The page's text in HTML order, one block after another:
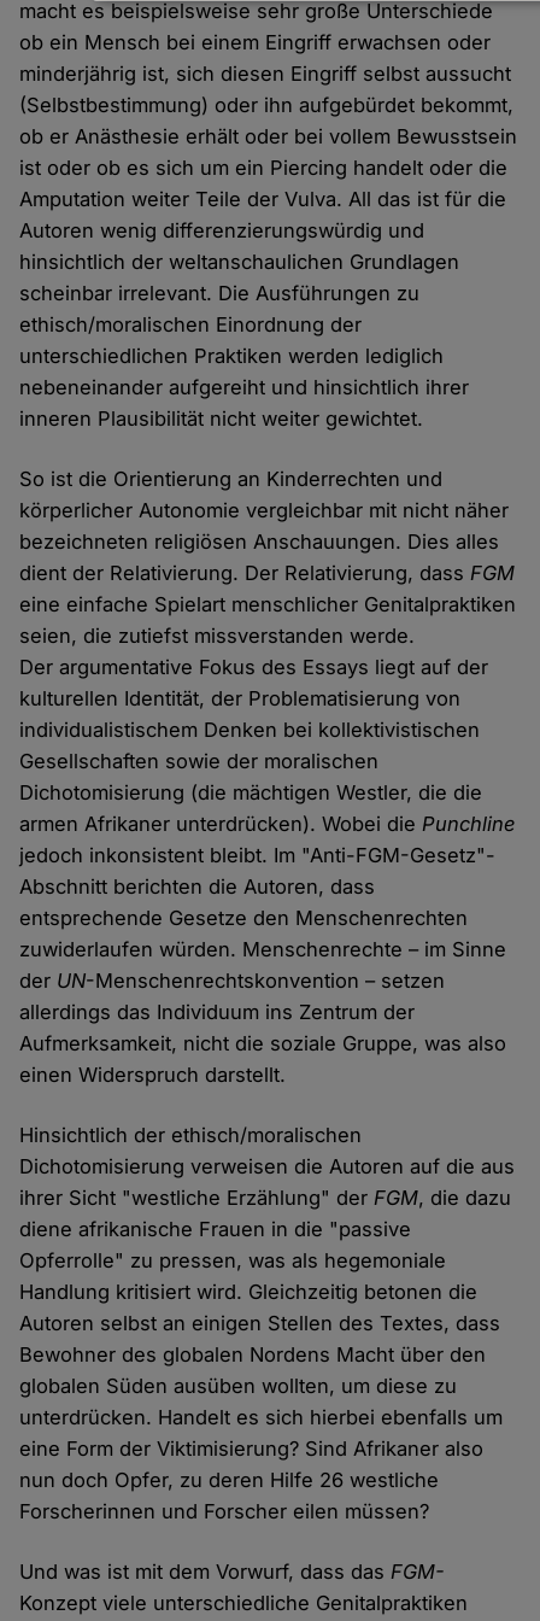
macht es beispielsweise sehr große Unterschiede
ob ein Mensch bei einem Eingriff erwachsen oder
minderjährig ist, sich diesen Eingriff selbst aussucht
(Selbstbestimmung) oder ihn aufgebürdet bekommt,
ob er Anästhesie erhält oder bei vollem Bewusstsein
ist oder ob es sich um ein Piercing handelt oder die
Amputation weiter Teile der Vulva. All das ist für die
Autoren wenig differenzierungswürdig und
hinsichtlich der weltanschaulichen Grundlagen
scheinbar irrelevant. Die Ausführungen zu
ethisch/moralischen Einordnung der
unterschiedlichen Praktiken werden lediglich
nebeneinander aufgereiht und hinsichtlich ihrer
inneren Plausibilität nicht weiter gewichtet.
So ist die Orientierung an Kinderrechten und
körperlicher Autonomie vergleichbar mit nicht näher
bezeichneten religiösen Anschauungen. Dies alles
dient der Relativierung. Der Relativierung, dassFGM
eine einfache Spielart menschlicher Genitalpraktiken
seien, die zutiefst missverstanden werde.
Der argumentative Fokus des Essays liegt auf der
kulturellen Identität, der Problematisierung von
individualistischem Denken bei kollektivistischen
Gesellschaften sowie der moralischen
Dichotomisierung (die mächtigen Westler, die die
armen Afrikaner unterdrücken). Wobei diePunchline
jedoch inkonsistent bleibt. Im "Anti-FGM-Gesetz"-
Abschnitt berichten die Autoren, dass
entsprechende Gesetze den Menschenrechten
zuwiderlaufen würden. Menschenrechte – im Sinne
der UN-Menschenrechtskonvention – setzen
allerdings das Individuum ins Zentrum der
Aufmerksamkeit, nicht die soziale Gruppe, was also
einen Widerspruch darstellt.
Hinsichtlich der ethisch/moralischen
Dichotomisierung verweisen die Autoren auf die aus
ihrer Sicht "westliche Erzählung" derFGM, die dazu
diene afrikanische Frauen in die "passive
Opferrolle" zu pressen, was als hegemoniale
Handlung kritisiert wird. Gleichzeitig betonen die
Autoren selbst an einigen Stellen des Textes, dass
Bewohner des globalen Nordens Macht über den
globalen Süden ausüben wollten, um diese zu
unterdrücken. Handelt es sich hierbei ebenfalls um
eine Form der Viktimisierung? Sind Afrikaner also
nun doch Opfer, zu deren Hilfe 26 westliche
Forscherinnen und Forscher eilen müssen?
Und was ist mit dem Vorwurf, dass dasFGM-
Konzept viele unterschiedliche Genitalpraktiken
und
Cookies